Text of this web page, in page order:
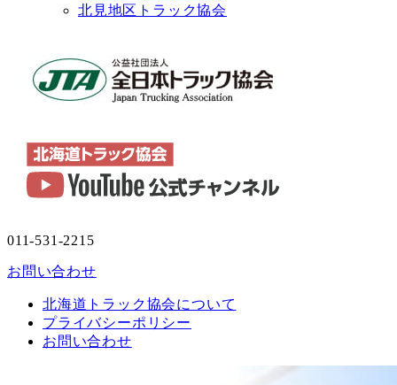
北見地区トラック協会
011-531-2215
お問い合わせ
北海道トラック協会について
プライバシーポリシー
お問い合わせ